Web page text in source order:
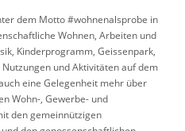
dem Motto #wohnenalsprobe in
Wohnen, Arbeiten und
Kinderprogramm, Geissenpark,
und Aktivitäten auf dem
eine Gelegenheit mehr über
Wohn-, Gewerbe- und
den gemeinnützigen